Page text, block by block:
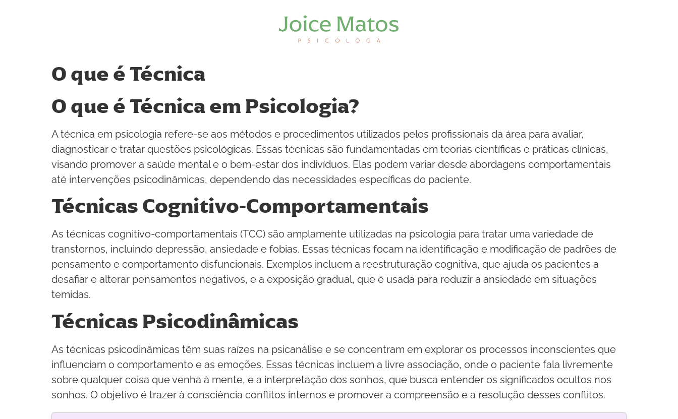
O que é Técnica
O que é Técnica em Psicologia?
A técnica em psicologia refere-se aos métodos e procedimentos utilizados pelos profissionais da área para avaliar,
diagnosticar e tratar questões psicológicas. Essas técnicas são fundamentadas em teorias científicas e práticas clínicas,
visando promover a saúde mental e o bem-estar dos indivíduos. Elas podem variar desde abordagens comportamentais
até intervenções psicodinâmicas, dependendo das necessidades específicas do paciente.
Técnicas Cognitivo-Comportamentais
As técnicas cognitivo-comportamentais (TCC) são amplamente utilizadas na psicologia para tratar uma variedade de
transtornos, incluindo depressão, ansiedade e fobias. Essas técnicas focam na identificação e modificação de padrões de
pensamento e comportamento disfuncionais. Exemplos incluem a reestruturação cognitiva, que ajuda os pacientes a
desafiar e alterar pensamentos negativos, e a exposição gradual, que é usada para reduzir a ansiedade em situações
temidas.
Técnicas Psicodinâmicas
As técnicas psicodinâmicas têm suas raízes na psicanálise e se concentram em explorar os processos inconscientes que
influenciam o comportamento e as emoções. Essas técnicas incluem a livre associação, onde o paciente fala livremente
sobre qualquer coisa que venha à mente, e a interpretação dos sonhos, que busca entender os significados ocultos nos
sonhos. O objetivo é trazer à consciência conflitos internos e promover a compreensão e a resolução desses conflitos.